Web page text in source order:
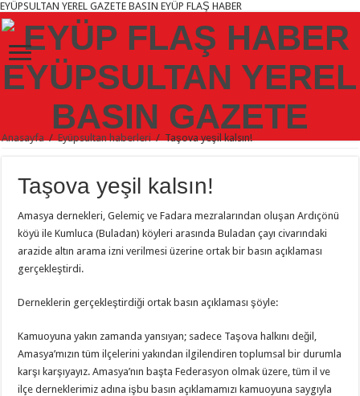
EYÜPSULTAN YEREL GAZETE BASIN EYÜP FLAŞ HABER
Anasayfa / Eyüpsultan haberleri / Taşova yeşil kalsın!
Taşova yeşil kalsın!
Amasya dernekleri, Gelemiç ve Fadara mezralarından oluşan Ardıçönü
köyü ile Kumluca (Buladan) köyleri arasında Buladan çayı civarındaki
arazide altın arama izni verilmesi üzerine ortak bir basın açıklaması
gerçekleştirdi.
Derneklerin gerçekleştirdiği ortak basın açıklaması şöyle:
Kamuoyuna yakın zamanda yansıyan; sadece Taşova halkını değil,
Amasya’mızın tüm ilçelerini yakından ilgilendiren toplumsal bir durumla
karşı karşıyayız. Amasya’nın başta Federasyon olmak üzere, tüm il ve
ilçe derneklerimiz adına işbu basın açıklamamızı kamuoyuna saygıyla